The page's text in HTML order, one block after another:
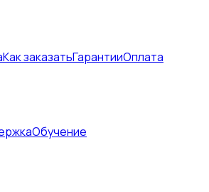
Как заказатьГарантииОплата
Обучение